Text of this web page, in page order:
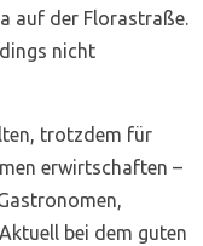
auf der Florastraße.
nicht
trotzdem für
erwirtschaften –
bei dem guten